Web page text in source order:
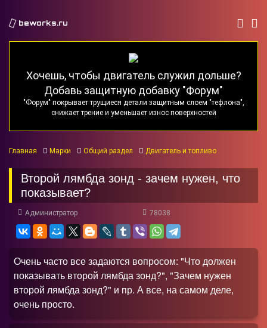
beworks.ru
Хочешь, чтобы двигатель служил дольше?
Добавь защитную добавку "Форум"
"Форум" покрывает трущиеся детали защитным слоем "тефлона",
снижает трение и уменьшает износ поверхностей
Главная Марки Общий раздел Двигатель и топливо
Второй лямбда зонд - зачем нужен, что
показывает?
Администратор 78038
Очень часто все задаются вопросом: "Что должен
показывать второй лямбда зонд?", "Зачем нужен
второй лямбда зонд?" и пр. А все, на самом деле,
очень просто.